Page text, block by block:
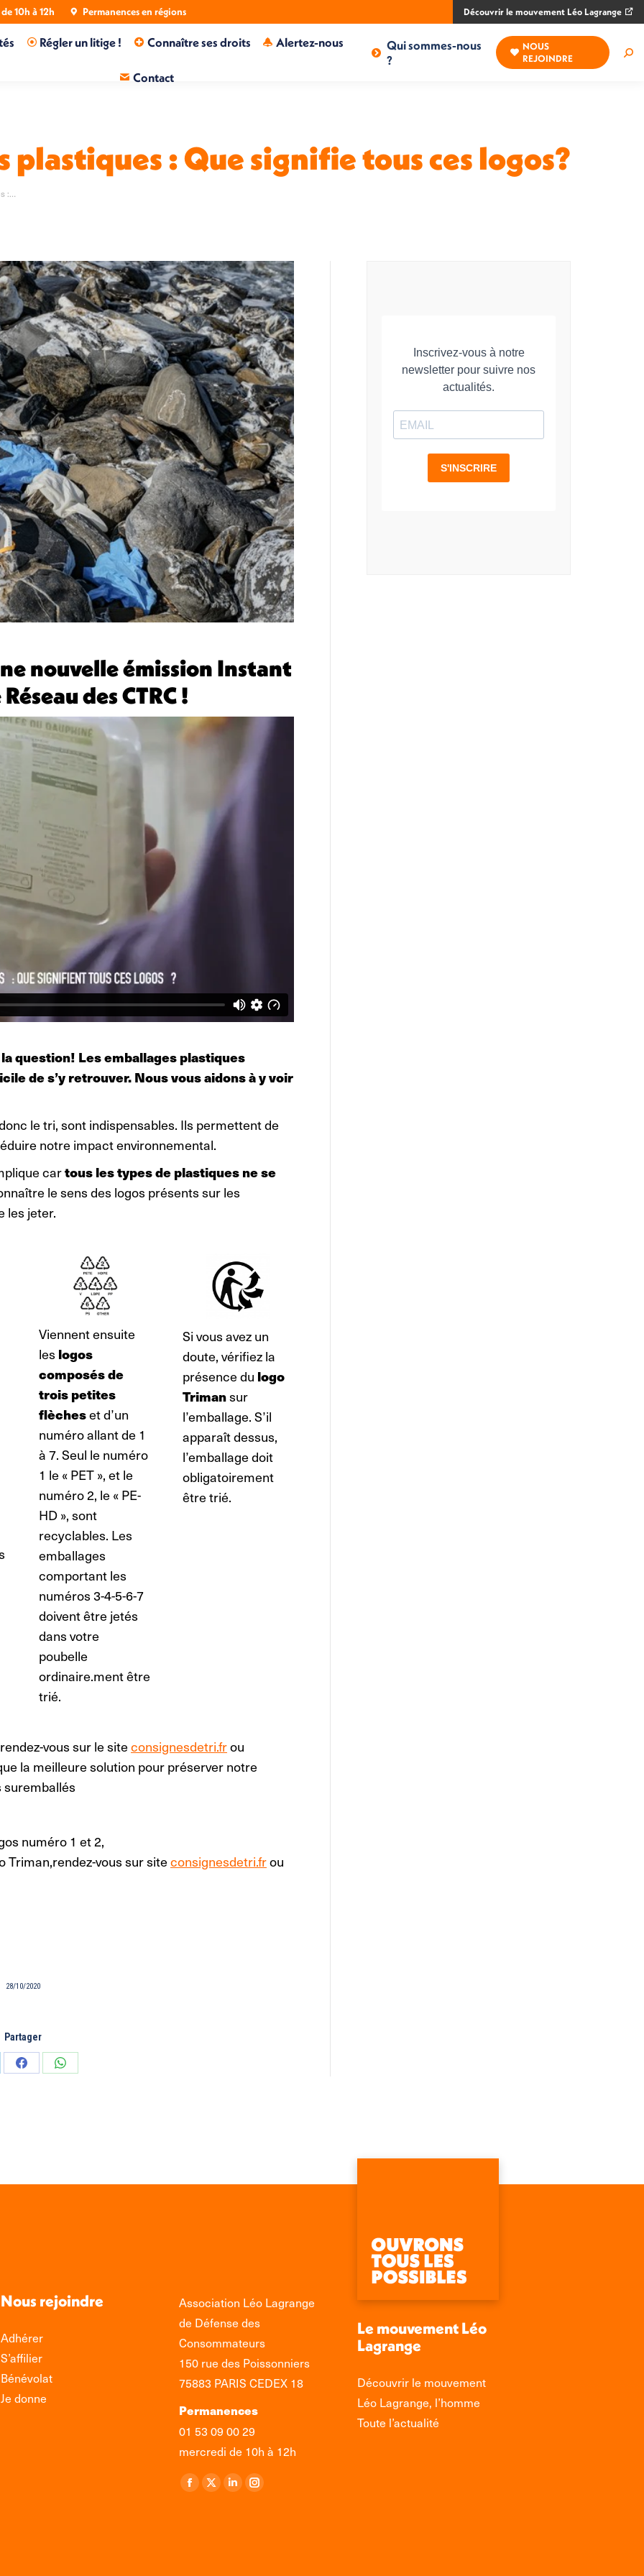
10h à 12h Permanences en régions Découvrir le mouvement Léo Lagrange
Régler un litige ! Connaître ses droits Alertez-nous
Contact
Qui sommes-nous
?
NOUS
REJOINDRE
plastiques : Que signifie tous ces logos?
:…
nouvelle émission Instant
des CTRC !
question! Les emballages plastiques
de s’y retrouver. Nous vous aidons à y voir
le tri, sont indispensables. Ils permettent de
notre impact environnemental.
cartous les types de plastiques ne se
le sens des logos présents sur les
les jeter.
Viennent ensuite
les logos
composés de
trois petites
flècheset d’un
numéro allant de 1
à 7. Seul le numéro
1 le « PET », et le
numéro 2, le « PE-
HD », sont
recyclables. Les
emballages
comportant les
numéros 3-4-5-6-7
doivent être jetés
dans votre
poubelle
ordinaire.ment être
trié.
Si vous avez un
doute, vérifiez la
présence du logo
Trimansur
l’emballage. S’il
apparaît dessus,
l’emballage doit
obligatoirement
être trié.
vous sur le siteconsignesdetri.frou
la meilleure solution pour préserver notre
suremballés
numéro 1 et 2,
Triman,rendez-vous sur siteconsignesdetri.frou
28/10/2020
Partager
PartagerPartager
Nous rejoindre
Adhérer
S’affilier
Bénévolat
Je donne
Association Léo Lagrange
de Défense des
Consommateurs
150 rue des Poissonniers
75883 PARIS CEDEX 18
Permanences
01 53 09 00 29
mercredi de 10h à 12h
Retrouvez-nous sur :
La
La
La
La
Le mouvement Léo
Lagrange
Découvrir le mouvement
Léo Lagrange, l’homme
Toute l’actualité